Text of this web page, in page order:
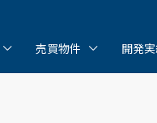
売買物件 開発